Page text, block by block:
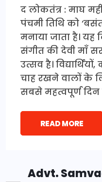
द लोकतंत्र : माघ
पंचमी तिथि को
मनाया जाता है। यह
संगीत की देवी माँ
उत्सव है।
चाह रखने वालों के
सबसे महत्वपूर्ण दिन
READ MORE
Advt.